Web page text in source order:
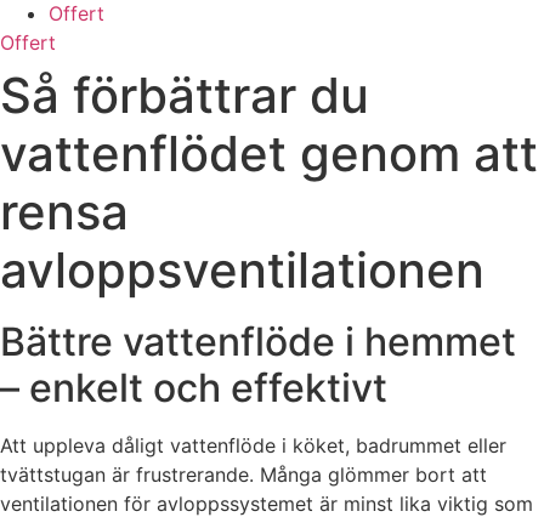
Offert
Offert
Så förbättrar du
vattenflödet genom att
rensa
avloppsventilationen
Bättre vattenflöde i hemmet
– enkelt och effektivt
Att uppleva dåligt vattenflöde i köket, badrummet eller
tvättstugan är frustrerande. Många glömmer bort att
ventilationen för avloppssystemet är minst lika viktig som